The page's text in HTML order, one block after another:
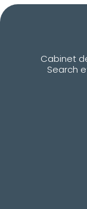
Cabinet
Search